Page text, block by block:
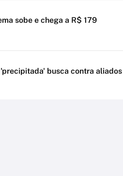
sobe e chega a R$ 179
'precipitada' busca contra aliados